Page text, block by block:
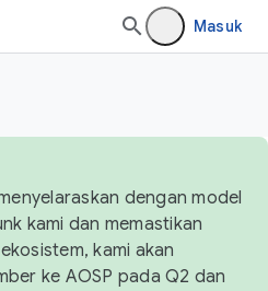
Masuk
dengan model
kami dan memastikan
kami akan
ke AOSP pada Q2 dan